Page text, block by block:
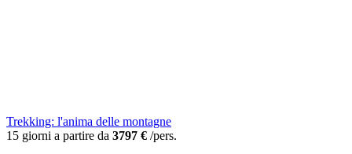
Trekking: l'anima delle montagne
15 giorni a partire da 3797 € /pers.